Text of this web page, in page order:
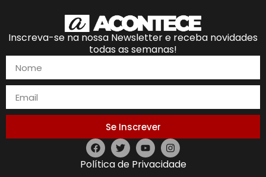
Inscreva-se na nossa Newsletter e receba novidades
todas as semanas!
Se Inscrever
Política de Privacidade